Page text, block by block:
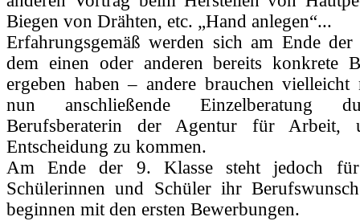
Biegen von Drähten, etc. „Hand anlegen“...
Erfahrungsgemäß werden sich am Ende
dem einen oder anderen bereits konkrete
ergeben haben – andere brauchen
nun anschließende Einzelberatung
Berufsberaterin der Agentur für Arbeit,
Entscheidung zu kommen.
Am Ende der 9. Klasse steht jedoch
Schülerinnen und Schüler ihr
beginnen mit den ersten Bewerbungen.